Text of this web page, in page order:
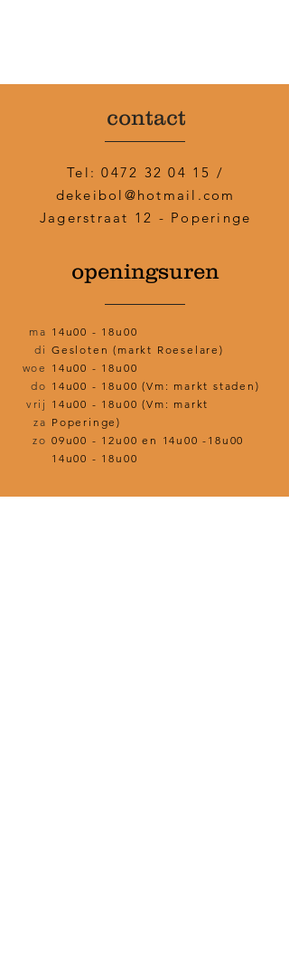
contact
Tel:0472 32 04 15 /
dekeibol@hotmail.com
Jagerstraat 12 - Poperinge
openingsuren
ma
di
woe
do
vrij
za
zo
14u00 - 18u00
Gesloten (markt Roeselare)
14u00 - 18u00
14u00 - 18u00 (Vm: markt staden)
14u00 - 18u00 (Vm: markt
Poperinge)
09u00 - 12u00 en 14u00 -18u00
14u00 - 18u00